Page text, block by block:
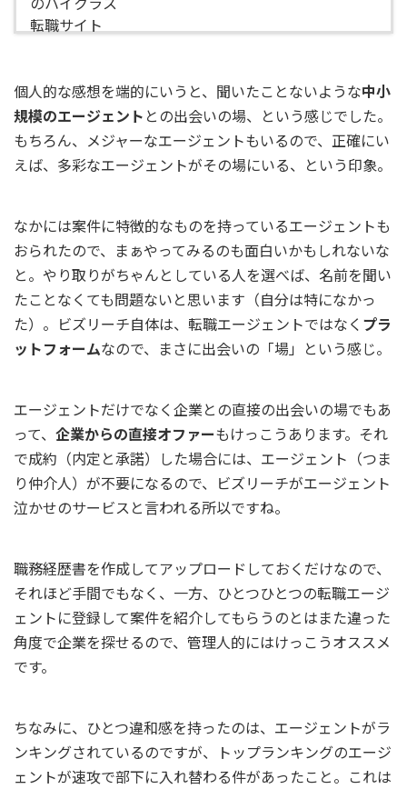
個人的な感想を端的にいうと、聞いたことないような中小
規模のエージェント との出会いの場、という感じでした。
もちろん、メジャーなエージェントもいるので、正確にい
えば、多彩なエージェントがその場にいる、という印象。
なかには案件に特徴的なものを持っているエージェントも
おられたので、まぁやってみるのも面白いかもしれないな
と。やり取りがちゃんとしている人を選べば、名前を聞い
たことなくても問題ないと思います（自分は特になかっ
た）。ビズリーチ自体は、転職エージェントではなく プラ
ットフォームなので、まさに出会いの「場」という感じ。
エージェントだけでなく企業との直接の出会いの場でもあ
って、 企業からの直接オファーもけっこうあります。それ
で成約（内定と承諾）した場合には、エージェント（つま
り仲介人）が不要になるので、ビズリーチがエージェント
泣かせのサービスと言われる所以ですね。
職務経歴書を作成してアップロードしておくだけなので、
それほど手間でもなく、一方、ひとつひとつの転職エージ
ェントに登録して案件を紹介してもらうのとはまた違った
角度で企業を探せるので、管理人的にはけっこうオススメ
です。
ちなみに、ひとつ違和感を持ったのは、エージェントがラ
ンキングされているのですが、トップランキングのエージ
ェントが速攻で部下に入れ替わる件があったこと。これは